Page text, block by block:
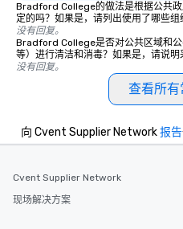
Bradford College的做法是根据公共政
定的吗？如果是，请列出使用了哪些组
没有回复。
Bradford College是否对公共区域和
等）进行清洁和消毒？如果是，请说明
没有回复。
查看所
向 Cvent Supplier Network报告
Cvent Supplier Network
现场解决方案